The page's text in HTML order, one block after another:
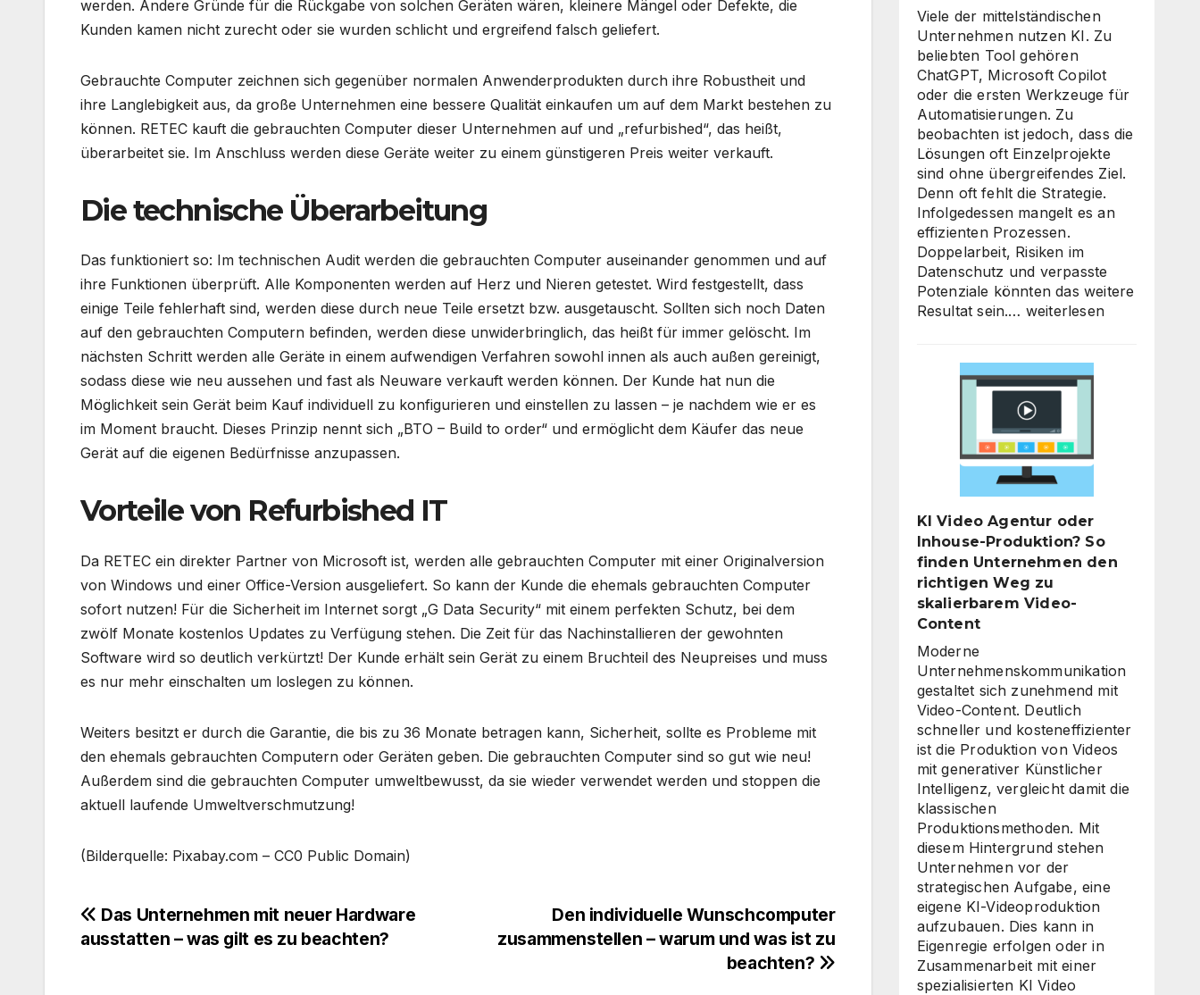
werden. Andere Gründe für die Rückgabe von solchen Geräten wären, kleinere Mängel oder Defekte, die
Kunden kamen nicht zurecht oder sie wurden schlicht und ergreifend falsch geliefert.
Gebrauchte Computer zeichnen sich gegenüber normalen Anwenderprodukten durch ihre Robustheit und
ihre Langlebigkeit aus, da große Unternehmen eine bessere Qualität einkaufen um auf dem Markt bestehen zu
können. RETEC kauft die gebrauchten Computer dieser Unternehmen auf und „refurbished“, das heißt,
überarbeitet sie. Im Anschluss werden diese Geräte weiter zu einem günstigeren Preis weiter verkauft.
Die technische Überarbeitung
Das funktioniert so: Im technischen Audit werden die gebrauchten Computer auseinander genommen und auf
ihre Funktionen überprüft. Alle Komponenten werden auf Herz und Nieren getestet. Wird festgestellt, dass
einige Teile fehlerhaft sind, werden diese durch neue Teile ersetzt bzw. ausgetauscht. Sollten sich noch Daten
auf den gebrauchten Computern befinden, werden diese unwiderbringlich, das heißt für immer gelöscht. Im
nächsten Schritt werden alle Geräte in einem aufwendigen Verfahren sowohl innen als auch außen gereinigt,
sodass diese wie neu aussehen und fast als Neuware verkauft werden können. Der Kunde hat nun die
Möglichkeit sein Gerät beim Kauf individuell zu konfigurieren und einstellen zu lassen – je nachdem wie er es
im Moment braucht. Dieses Prinzip nennt sich „BTO – Build to order“ und ermöglicht dem Käufer das neue
Gerät auf die eigenen Bedürfnisse anzupassen.
Vorteile von Refurbished IT
Da RETEC ein direkter Partner von Microsoft ist, werden alle gebrauchten Computer mit einer Originalversion
von Windows und einer Office-Version ausgeliefert. So kann der Kunde die ehemals gebrauchten Computer
sofort nutzen! Für die Sicherheit im Internet sorgt „G Data Security“ mit einem perfekten Schutz, bei dem
zwölf Monate kostenlos Updates zu Verfügung stehen. Die Zeit für das Nachinstallieren der gewohnten
Software wird so deutlich verkürtzt! Der Kunde erhält sein Gerät zu einem Bruchteil des Neupreises und muss
es nur mehr einschalten um loslegen zu können.
Weiters besitzt er durch die Garantie, die bis zu 36 Monate betragen kann, Sicherheit, sollte es Probleme mit
den ehemals gebrauchten Computern oder Geräten geben. Die gebrauchten Computer sind so gut wie neu!
Außerdem sind die gebrauchten Computer umweltbewusst, da sie wieder verwendet werden und stoppen die
aktuell laufende Umweltverschmutzung!
(Bilderquelle: Pixabay.com – CC0 Public Domain)
Beitragsnavigation
Den individuelle Wunschcomputer
zusammenstellen – warum und was ist zu
beachten?
Das Unternehmen mit neuer Hardware
ausstatten – was gilt es zu beachten?
Viele der mittelständischen
Unternehmen nutzen KI. Zu
beliebten Tool gehören
ChatGPT, Microsoft Copilot
oder die ersten Werkzeuge für
Automatisierungen. Zu
beobachten ist jedoch, dass die
Lösungen oft Einzelprojekte
sind ohne übergreifendes Ziel.
Denn oft fehlt die Strategie.
Infolgedessen mangelt es an
effizienten Prozessen.
Doppelarbeit, Risiken im
Datenschutz und verpasste
Potenziale könnten das weitere
Resultat sein.… KI-
Mittelstand:
Warum
jetzt
der
richtige
Zeitpunkt
eine
unternehmensweite
KI-
Roadmap
ist
weiterlesen
KI Video Agentur oder
Inhouse-Produktion? So
finden Unternehmen den
richtigen Weg zu
skalierbarem Video-
Content
Moderne
Unternehmenskommunikation
gestaltet sich zunehmend mit
Video-Content. Deutlich
schneller und kosteneffizienter
ist die Produktion von Videos
mit generativer Künstlicher
Intelligenz, vergleicht damit die
klassischen
Produktionsmethoden. Mit
diesem Hintergrund stehen
Unternehmen vor der
strategischen Aufgabe, eine
eigene KI-Videoproduktion
aufzubauen. Dies kann in
Eigenregie erfolgen oder in
Zusammenarbeit mit einer
spezialisierten KI Video